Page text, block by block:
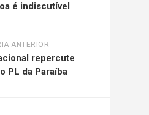
é indiscutível
ANTERIOR
repercute
PL da Paraíba